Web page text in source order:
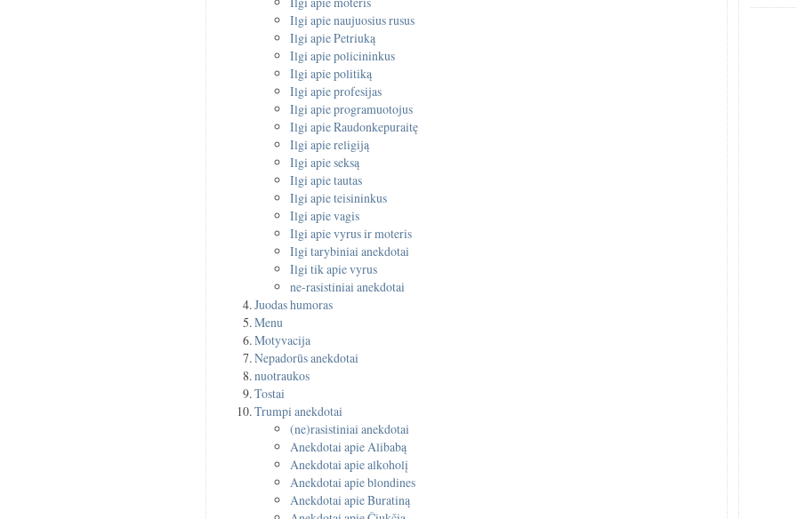
Ilgi apie naujuosius rusus
Ilgi apie Petriuką
Ilgi apie policininkus
Ilgi apie politiką
Ilgi apie profesijas
Ilgi apie programuotojus
Ilgi apie Raudonkepuraitę
Ilgi apie religiją
Ilgi apie seksą
Ilgi apie tautas
Ilgi apie teisininkus
Ilgi apie vagis
Ilgi apie vyrus ir moteris
Ilgi tarybiniai anekdotai
Ilgi tik apie vyrus
ne-rasistiniai anekdotai
Juodas humoras
Menu
Motyvacija
Nepadorūs anekdotai
nuotraukos
Tostai
Trumpi anekdotai
(ne)rasistiniai anekdotai
Anekdotai apie Alibabą
Anekdotai apie alkoholį
Anekdotai apie blondines
Anekdotai apie Buratiną